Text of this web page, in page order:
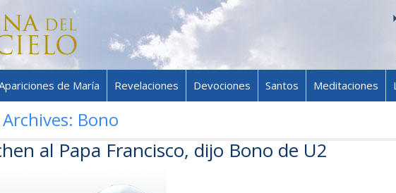
Skip to content
de María Revelaciones Devociones Santos Meditaciones
Bono
al Papa Francisco, dijo Bono de U2